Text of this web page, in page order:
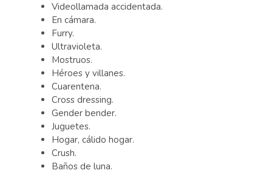
Videollamada accidentada.
En cámara.
Furry.
Ultravioleta.
Mostruos.
Héroes y villanes.
Cuarentena.
Cross dressing.
Gender bender.
Juguetes.
Hogar, cálido hogar.
Crush.
Baños de luna.